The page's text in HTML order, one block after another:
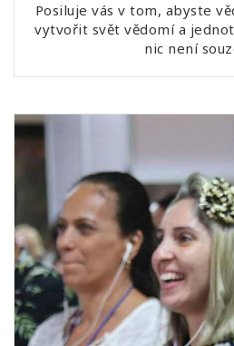
Posiluje vás v tom, abyste
vytvořit svět vědomí a
nic není